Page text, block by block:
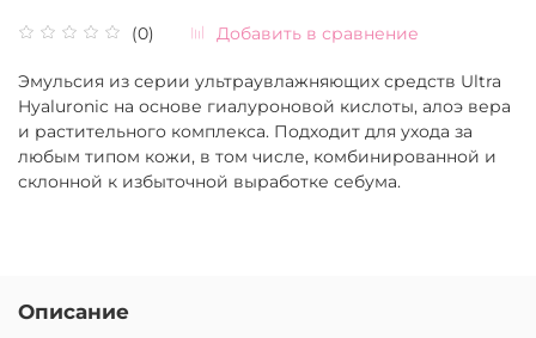
(0) Добавить в сравнение
Эмульсия из серии ультраувлажняющих средств Ultra
Hyaluronic на основе гиалуроновой кислоты, алоэ вера
и растительного комплекса. Подходит для ухода за
любым типом кожи, в том числе, комбинированной и
склонной к избыточной выработке себума.
Описание